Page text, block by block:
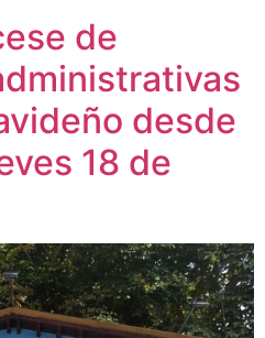
de
desde
18 de